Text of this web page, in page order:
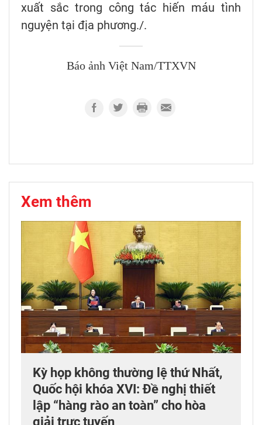
xuất sắc trong công tác hiến máu tình
nguyện tại địa phương./.
Báo ảnh Việt Nam/TTXVN
Xem thêm
Kỳ họp không thường lệ thứ Nhất,
Quốc hội khóa XVI: Đề nghị thiết
lập “hàng rào an toàn” cho hòa
giải trực tuyến